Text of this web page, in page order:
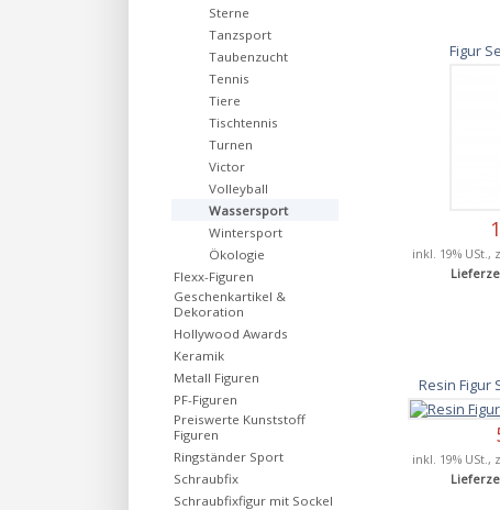
Figur
inkl. 19% USt.,
Resin Figur
inkl. 19% USt.,
Sterne
Tanzsport
Taubenzucht
Tennis
Tiere
Tischtennis
Turnen
Victor
Volleyball
Wassersport
Wintersport
Ökologie
Flexx-Figuren
Geschenkartikel &
Dekoration
Hollywood Awards
Keramik
Metall Figuren
PF-Figuren
Preiswerte Kunststoff
Figuren
Ringständer Sport
Schraubfix
Schraubfixfigur mit Sockel